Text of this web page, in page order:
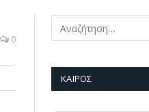
0
ΚΑΙΡΌΣ